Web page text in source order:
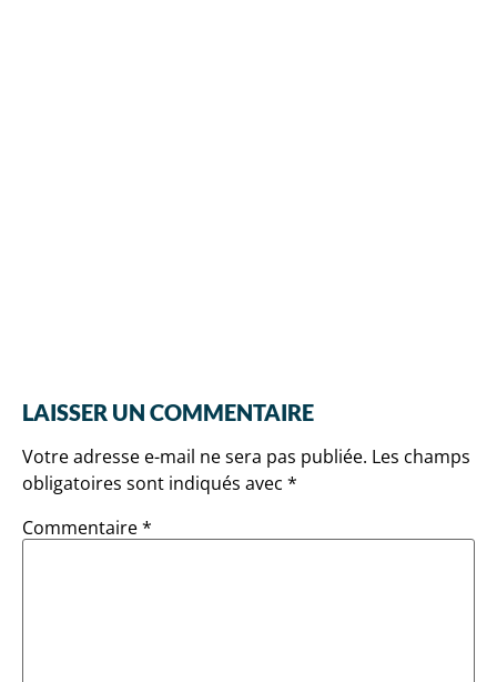
LAISSER UN COMMENTAIRE
Votre adresse e-mail ne sera pas publiée. Les champs
obligatoires sont indiqués avec *
Commentaire*